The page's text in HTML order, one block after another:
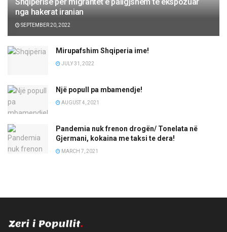
nga hakerat iranian
SEPTEMBER 20, 2022
Mirupafshim Shqiperia ime!
JULY 31, 2022
Një popull pa mbamendje!
AUGUST 4, 2021
Pandemia nuk frenon drogën/ Tonelata në
Gjermani, kokaina me taksi te dera!
MARCH 7, 2021